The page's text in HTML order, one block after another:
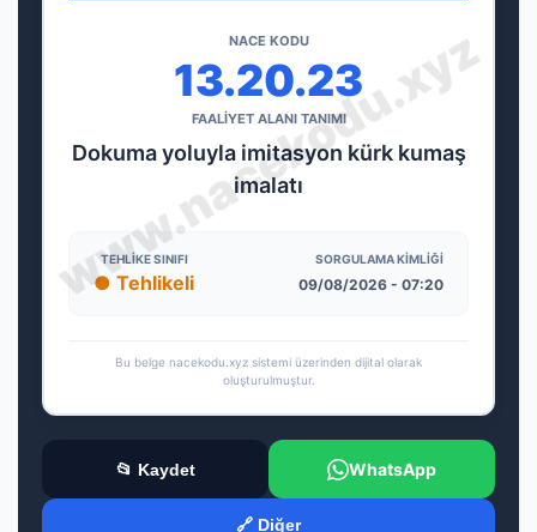
NACE KODU
13.20.23
FAALİYET ALANI TANIMI
Dokuma yoluyla imitasyon kürk kumaş
imalatı
TEHLIKE SINIFI
● Tehlikeli
SORGULAMA KIMLIĞI
09/08/2026 - 07:20
Bu belge nacekodu.xyz sistemi üzerinden dijital olarak
oluşturulmuştur.
📂 Kaydet WhatsApp
🔗 Diğer